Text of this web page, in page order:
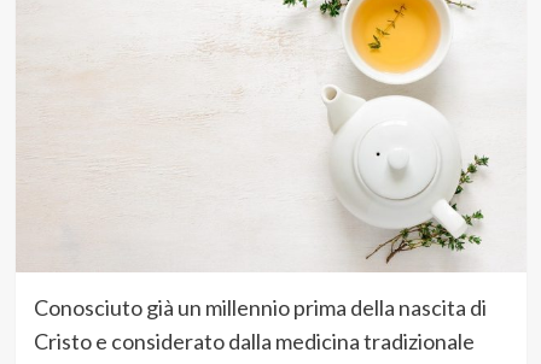
Conosciuto già un millennio prima della nascita di
Cristo e considerato dalla medicina tradizionale